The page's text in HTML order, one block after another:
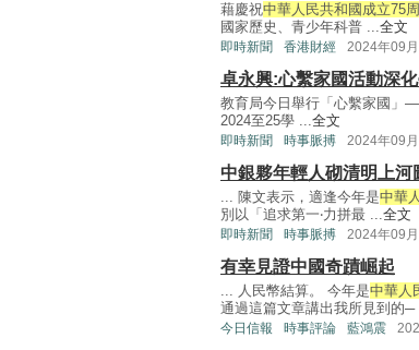
藉慶祝中華人民共和國成立75
國家歷史、青少年科普 ...全文
即時新聞 香港財經 2024年09
卓永興:心繫家國活動深
教育局今日舉行「心繫家國」
2024至25學 ...全文
即時新聞 時事脈搏 2024年09
中銀夥年輕人砌清明上
... 陳文表示，適逢今年是中華
別以「追求第一‧力拼最 ...全文
即時新聞 時事脈搏 2024年09
有幸見證中國奇蹟崛起
... 人民幣結算。 今年是中華人
通過這篇文章講出我所見到的─
今日信報 時事評論 藍鴻震